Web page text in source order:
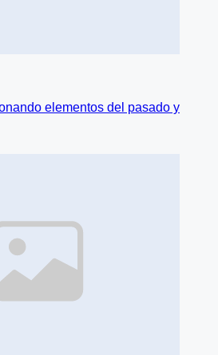
elementos del pasado y